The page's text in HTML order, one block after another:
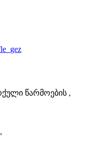
წარმოების ,